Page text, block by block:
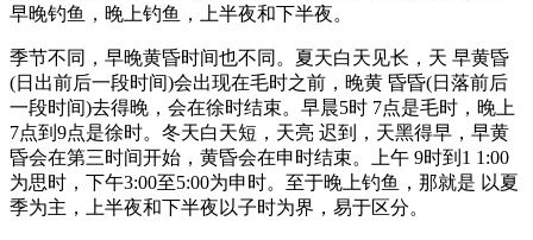
早晚钓鱼，晚上钓鱼，上半夜和下半夜。
季节不同，早晚黄昏时间也不同。夏天白天见长，天 早黄昏
(日出前后一段时间)会出现在毛时之前，晚黄 昏昏(日落前后
一段时间)去得晚，会在徐时结束。早晨5时 7点是毛时，晚上
7点到9点是徐时。冬天白天短，天亮 迟到，天黑得早，早黄
昏会在第三时间开始，黄昏会在申时结束。上午 9时到1 1:00
为思时，下午3:00至5:00为申时。至于晚上钓鱼，那就是 以夏
季为主，上半夜和下半夜以子时为界，易于区分。